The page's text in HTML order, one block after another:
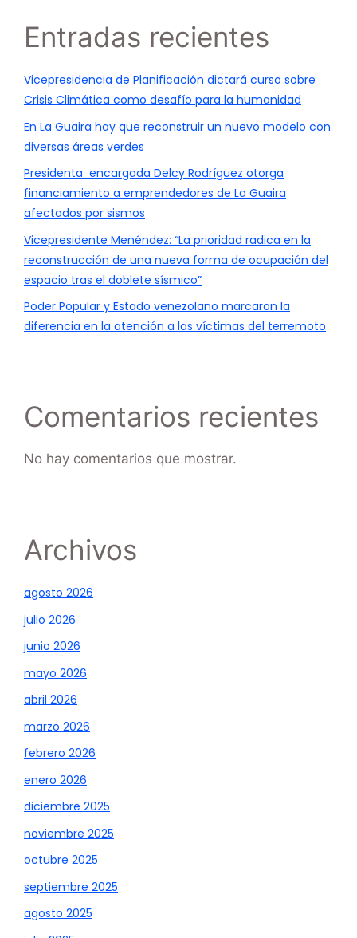
Entradas recientes
Vicepresidencia de Planificación dictará curso sobre
Crisis Climática como desafío para la humanidad
En La Guaira hay que reconstruir un nuevo modelo con
diversas áreas verdes
Presidenta encargada Delcy Rodríguez otorga
financiamiento a emprendedores de La Guaira
afectados por sismos
Vicepresidente Menéndez: “La prioridad radica en la
reconstrucción de una nueva forma de ocupación del
espacio tras el doblete sísmico”
Poder Popular y Estado venezolano marcaron la
diferencia en la atención a las víctimas del terremoto
Comentarios recientes
No hay comentarios que mostrar.
Archivos
agosto 2026
julio 2026
junio 2026
mayo 2026
abril 2026
marzo 2026
febrero 2026
enero 2026
diciembre 2025
noviembre 2025
octubre 2025
septiembre 2025
agosto 2025